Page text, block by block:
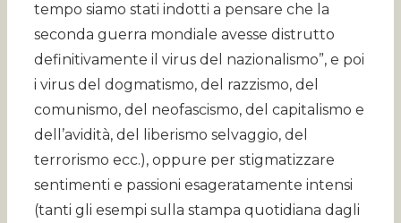
tempo siamo stati indotti a pensare che la
seconda guerra mondiale avesse distrutto
definitivamente il virus del nazionalismo”, e poi
i virus del dogmatismo, del razzismo, del
comunismo, del neofascismo, del capitalismo e
dell’avidità, del liberismo selvaggio, del
terrorismo ecc.), oppure per stigmatizzare
sentimenti e passioni esageratamente intensi
(tanti gli esempi sulla stampa quotidiana dagli